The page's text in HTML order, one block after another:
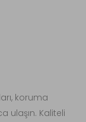
koruma
ulaşın. Kaliteli